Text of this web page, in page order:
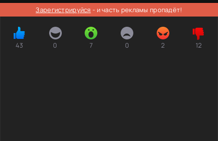
Зарегистрируйся - и часть рекламы пропадёт!
43 0 7 0 2 12